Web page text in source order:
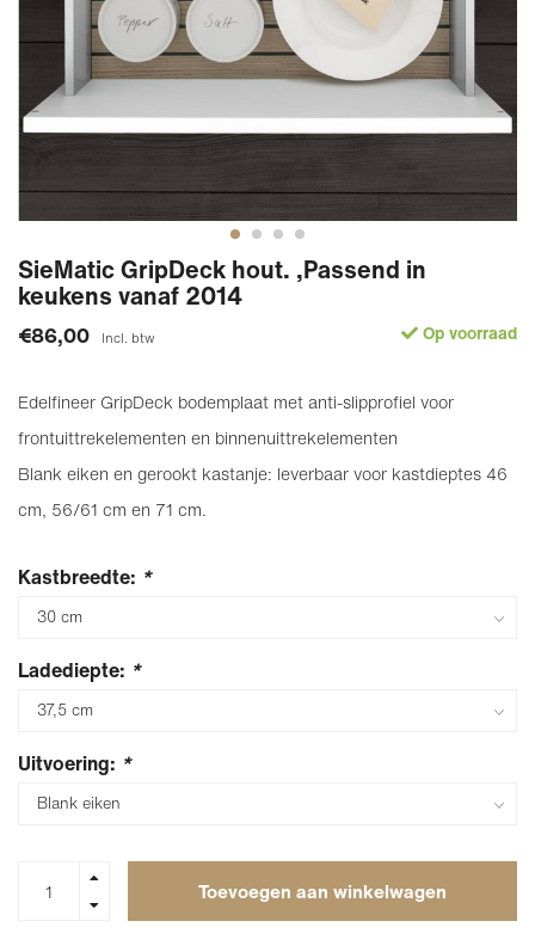
SieMatic GripDeck hout. ,Passend in
keukens vanaf 2014
€86,00 Incl. btw Op voorraad
Edelfineer GripDeck bodemplaat met anti-slipprofiel voor
frontuittrekelementen en binnenuittrekelementen
Blank eiken en gerookt kastanje: leverbaar voor kastdieptes 46
cm, 56/61 cm en 71 cm.
Kastbreedte: *
Ladediepte: *
Uitvoering: *
Toevoegen aan winkelwagen